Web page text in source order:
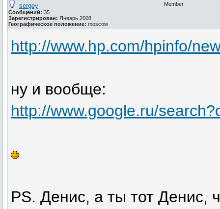
sergey
Сообщений: 35
Зарегистрирован: Январь 2008
Географическое положение: moscow
Member
http://www.hp.com/hpinfo/
ну и вообще:
http://www.google.ru/
PS. Денис, а ты тот Денис,